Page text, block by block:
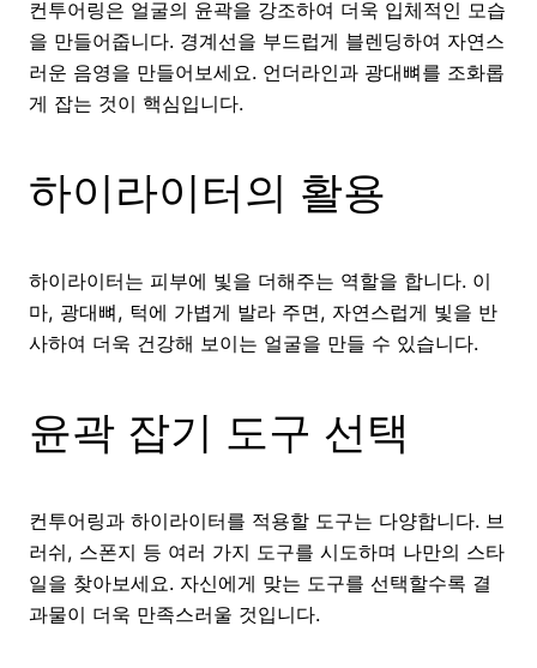
컨투어링은 얼굴의 윤곽을 강조하여 더욱 입체적인 모습
을 만들어줍니다. 경계선을 부드럽게 블렌딩하여 자연스
러운 음영을 만들어보세요. 언더라인과 광대뼈를 조화롭
게 잡는 것이 핵심입니다.
하이라이터의 활용
하이라이터는 피부에 빛을 더해주는 역할을 합니다. 이
마, 광대뼈, 턱에 가볍게 발라 주면, 자연스럽게 빛을 반
사하여 더욱 건강해 보이는 얼굴을 만들 수 있습니다.
윤곽 잡기 도구 선택
컨투어링과 하이라이터를 적용할 도구는 다양합니다. 브
러쉬, 스폰지 등 여러 가지 도구를 시도하며 나만의 스타
일을 찾아보세요. 자신에게 맞는 도구를 선택할수록 결
과물이 더욱 만족스러울 것입니다.